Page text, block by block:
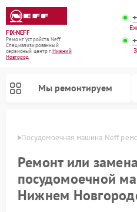
FIX-NEFF
Ремонт устройств Neff
Специализированный
cервисный центр г.Нижний
Новгород
Мы ремонтируем
Посудомоечная машина Neff
Ремонт или
посудомоечной
Нижнем